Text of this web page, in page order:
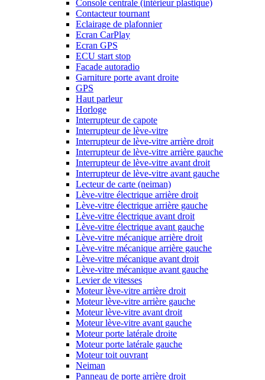
Console centrale (intérieur plastique)
Contacteur tournant
Eclairage de plafonnier
Ecran CarPlay
Ecran GPS
ECU start stop
Facade autoradio
Garniture porte avant droite
GPS
Haut parleur
Horloge
Interrupteur de capote
Interrupteur de lève-vitre
Interrupteur de lève-vitre arrière droit
Interrupteur de lève-vitre arrière gauche
Interrupteur de lève-vitre avant droit
Interrupteur de lève-vitre avant gauche
Lecteur de carte (neiman)
Lève-vitre électrique arrière droit
Lève-vitre électrique arrière gauche
Lève-vitre électrique avant droit
Lève-vitre électrique avant gauche
Lève-vitre mécanique arrière droit
Lève-vitre mécanique arrière gauche
Lève-vitre mécanique avant droit
Lève-vitre mécanique avant gauche
Levier de vitesses
Moteur lève-vitre arrière droit
Moteur lève-vitre arrière gauche
Moteur lève-vitre avant droit
Moteur lève-vitre avant gauche
Moteur porte latérale droite
Moteur porte latérale gauche
Moteur toit ouvrant
Neiman
Panneau de porte arrière droit